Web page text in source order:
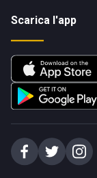
Scarica l'app